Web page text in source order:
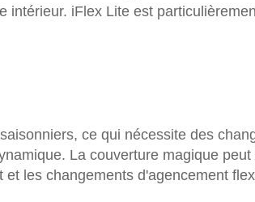
iFlex Lite est
ce qui nécessite des
La couverture magique
les changements d'agencement